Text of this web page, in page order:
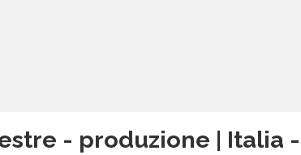
- produzione | Italia